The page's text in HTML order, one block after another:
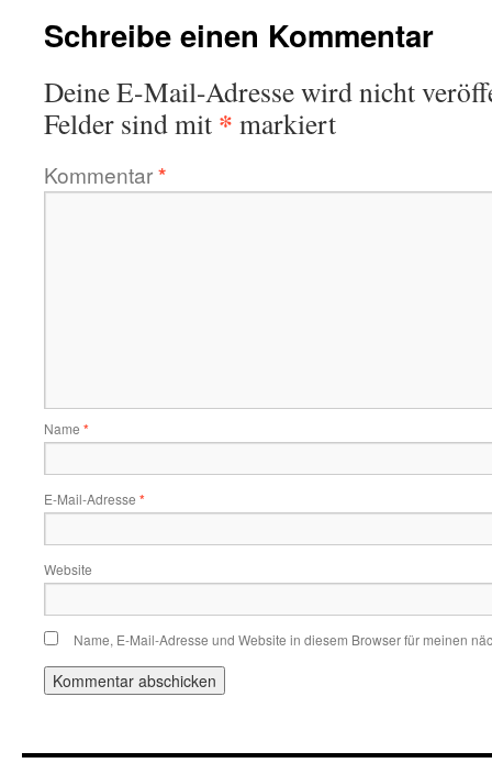
Schreibe einen Kommentar
Deine E-Mail-Adresse wird nicht
Felder sind mit * markiert
Kommentar*
Name *
E-Mail-Adresse *
Website
Name, E-Mail-Adresse und Website in diesem Browser für meinen